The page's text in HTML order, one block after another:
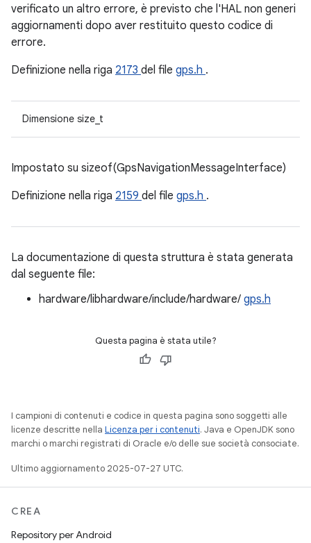
verificato un altro errore, è previsto che l'HAL non generi
aggiornamenti dopo aver restituito questo codice di
errore.
Definizione nella riga 2173 del file gps.h .
Dimensione size_t
Impostato su sizeof(GpsNavigationMessageInterface)
Definizione nella riga 2159 del file gps.h .
La documentazione di questa struttura è stata generata
dal seguente file:
hardware/libhardware/include/hardware/ gps.h
Questa pagina è stata utile?
I campioni di contenuti e codice in questa pagina sono soggetti alle
licenze descritte nella Licenza per i contenuti. Java e OpenJDK sono
marchi o marchi registrati di Oracle e/o delle sue società consociate.
Ultimo aggiornamento 2025-07-27 UTC.
CREA
Repository per Android